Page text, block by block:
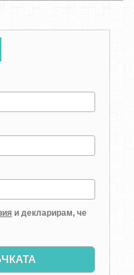
и декларирам, че